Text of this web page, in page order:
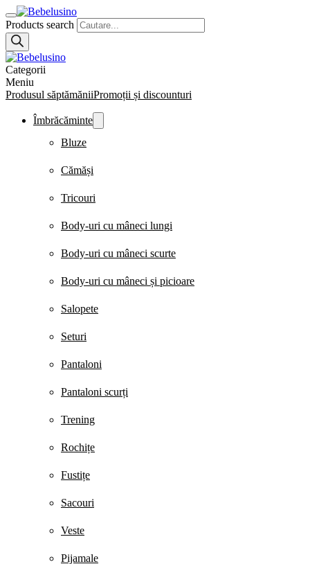
Products search
Categorii
Meniu
Produsul săptămăniiPromoții și discounturi
Îmbrăcăminte
Bluze
Cămăși
Tricouri
Body-uri cu mâneci lungi
Body-uri cu mâneci scurte
Body-uri cu mâneci și picioare
Salopete
Seturi
Pantaloni
Pantaloni scurți
Trening
Rochițe
Fustițe
Sacouri
Veste
Pijamale